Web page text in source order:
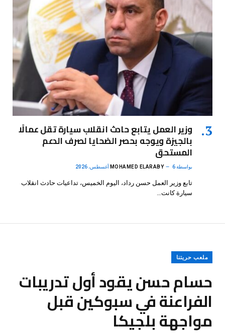
وزير العمل يتابع حادث انقلاب سيارة تقل عمالًا
بالجيزة ويوجه بحصر الضحايا لصرف الدعم
المستحق
بواسطة MOHAMED ELARABY 6 أغسطس، 2026
تابع وزير العمل حسن رداد، اليوم الخميس، تداعيات حادث انقلاب
سيارة كانت…
ملعب حريتنا
حسام حسن يقود أول تدريبات
الفراعنة في سبوكين قبل
مواجهة بلجيكا